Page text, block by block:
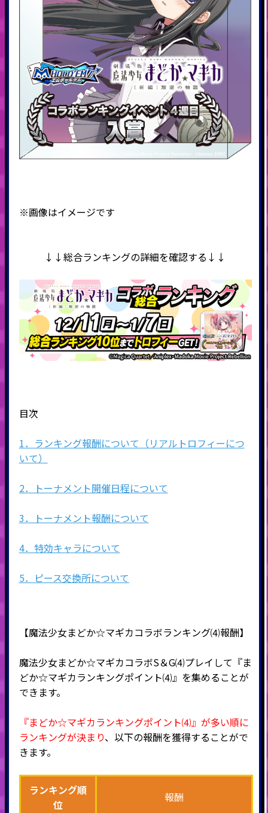
※画像はイメージです
↓↓総合ランキングの詳細を確認する↓↓
目次
1．ランキング報酬について（リアルトロフィーにつ
いて）
2．トーナメント開催日程について
3．トーナメント報酬について
4．特効キャラについて
5．ピース交換所について
【魔法少女まどか☆マギカコラボランキング⑷報酬】
魔法少女まどか☆マギカコラボS＆G⑷プレイして『ま
どか☆マギカランキングポイント⑷』を集めることが
できます。
『まどか☆マギカランキングポイント⑷』が多い順に
ランキングが決まり、以下の報酬を獲得することがで
きます。
ランキング順
位
報酬